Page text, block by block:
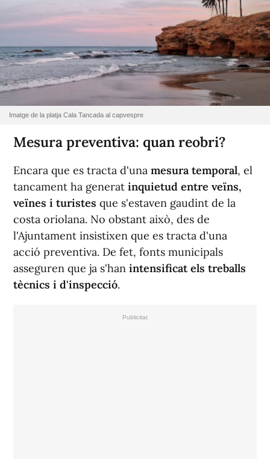
Imatge de la platja Cala Tancada al capvespre
Mesura preventiva: quan reobri?
Encara que es tracta d'una mesura temporal, el
tancament ha generat inquietud entre veïns,
veïnes i turistes que s'estaven gaudint de la
costa oriolana. No obstant això, des de
l'Ajuntament insistixen que es tracta d'una
acció preventiva. De fet, fonts municipals
asseguren que ja s'han intensificat els treballs
tècnics i d'inspecció.